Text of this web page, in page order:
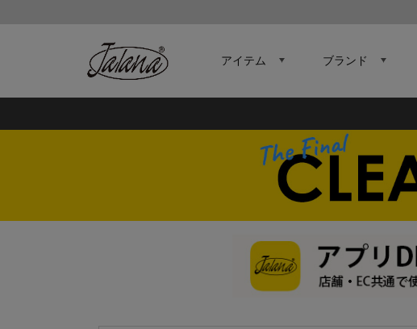
アイテム ブランド